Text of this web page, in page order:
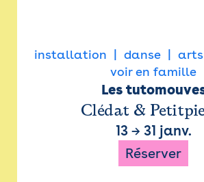
installation danse arts
voir en famille
Les
Clédat &
13→ 31 janv.
Réserver